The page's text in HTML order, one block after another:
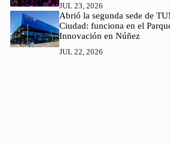
JUL 23, 2026
Abrió la segunda sede de
Ciudad: funciona en el
Innovación en Núñez
JUL 22, 2026